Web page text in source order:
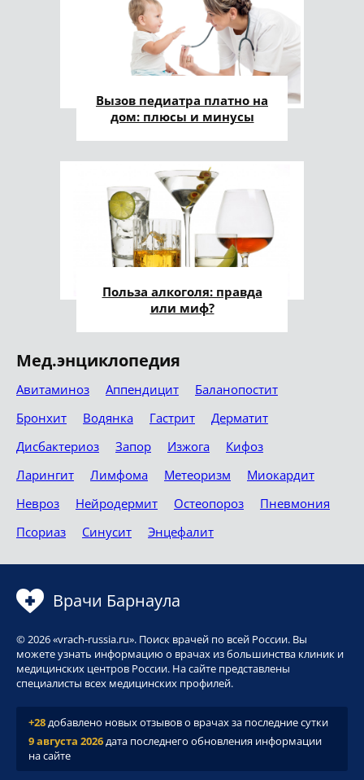
Вызов педиатра платно на
дом: плюсы и минусы
Польза алкоголя: правда
или миф?
Мед.энциклопедия
Авитаминоз Аппендицит
Баланопостит
Бронхит
Водянка Гастрит
Дерматит
Дисбактериоз
Запор Изжога
Кифоз
Ларингит
Лимфома Метеоризм
Миокардит
Невроз
Нейродермит Остеопороз
Пневмония
Псориаз
Синусит Энцефалит
Врачи Барнаула
© 2026 «vrach-russia.ru». Поиск врачей по всей России. Вы
можете узнать информацию о врачах из большинства клиник и
медицинских центров России. На сайте представлены
специалисты всех медицинских профилей.
+28добавлено новых отзывов о врачах за последние сутки
9 августа 2026дата последнего обновления информации
на сайте